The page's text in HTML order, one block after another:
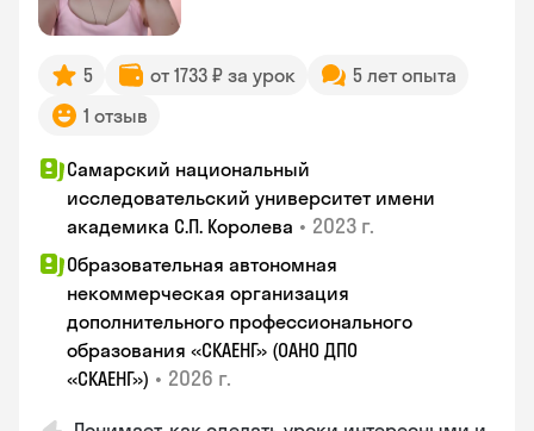
5 от 1733 ₽ за урок
5 лет опыта
1 отзыв
Самарский национальный
исследовательский университет имени
академика С.П. Королева • 2023 г.
Образовательная автономная
некоммерческая организация
дополнительного профессионального
образования «СКАЕНГ» (ОАНО ДПО
«СКАЕНГ») • 2026 г.